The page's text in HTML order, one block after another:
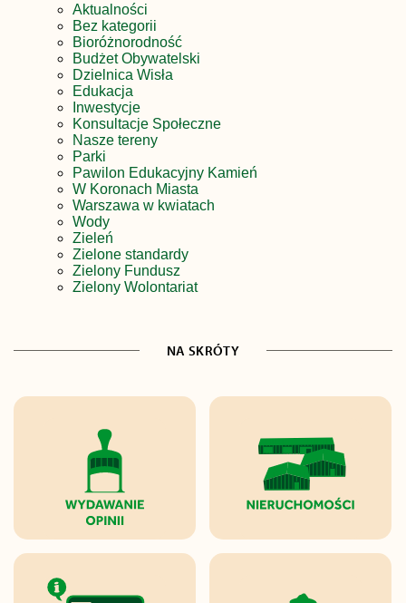
Aktualności
Bez kategorii
Bioróżnorodność
Budżet Obywatelski
Dzielnica Wisła
Edukacja
Inwestycje
Konsultacje Społeczne
Nasze tereny
Parki
Pawilon Edukacyjny Kamień
W Koronach Miasta
Warszawa w kwiatach
Wody
Zieleń
Zielone standardy
Zielony Fundusz
Zielony Wolontariat
NA SKRÓTY